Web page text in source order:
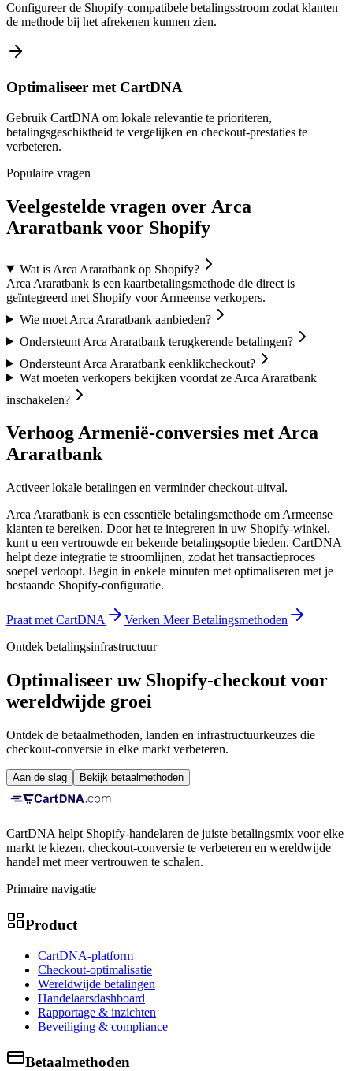
Configureer de Shopify-compatibele betalingsstroom zodat klanten
de methode bij het afrekenen kunnen zien.
Optimaliseer met CartDNA
Gebruik CartDNA om lokale relevantie te prioriteren,
betalingsgeschiktheid te vergelijken en checkout-prestaties te
verbeteren.
Populaire vragen
Veelgestelde vragen over Arca
Araratbank voor Shopify
Wat is Arca Araratbank op Shopify?
Arca Araratbank is een kaartbetalingsmethode die direct is
geïntegreerd met Shopify voor Armeense verkopers.
Wie moet Arca Araratbank aanbieden?
Ondersteunt Arca Araratbank terugkerende betalingen?
Ondersteunt Arca Araratbank eenklikcheckout?
Wat moeten verkopers bekijken voordat ze Arca Araratbank
inschakelen?
Verhoog Armenië-conversies met Arca
Araratbank
Activeer lokale betalingen en verminder checkout-uitval.
Arca Araratbank is een essentiële betalingsmethode om Armeense
klanten te bereiken. Door het te integreren in uw Shopify-winkel,
kunt u een vertrouwde en bekende betalingsoptie bieden. CartDNA
helpt deze integratie te stroomlijnen, zodat het transactieproces
soepel verloopt. Begin in enkele minuten met optimaliseren met je
bestaande Shopify-configuratie.
Praat met CartDNA
Verken Meer Betalingsmethoden
Ontdek betalingsinfrastructuur
Optimaliseer uw Shopify-checkout voor
wereldwijde groei
Ontdek de betaalmethoden, landen en infrastructuurkeuzes die
checkout-conversie in elke markt verbeteren.
Aan de slag Bekijk betaalmethoden
CartDNA helpt Shopify-handelaren de juiste betalingsmix voor elke
markt te kiezen, checkout-conversie te verbeteren en wereldwijde
handel met meer vertrouwen te schalen.
Primaire navigatie
Product
CartDNA-platform
Checkout-optimalisatie
Wereldwijde betalingen
Handelaarsdashboard
Rapportage & inzichten
Beveiliging & compliance
Betaalmethoden